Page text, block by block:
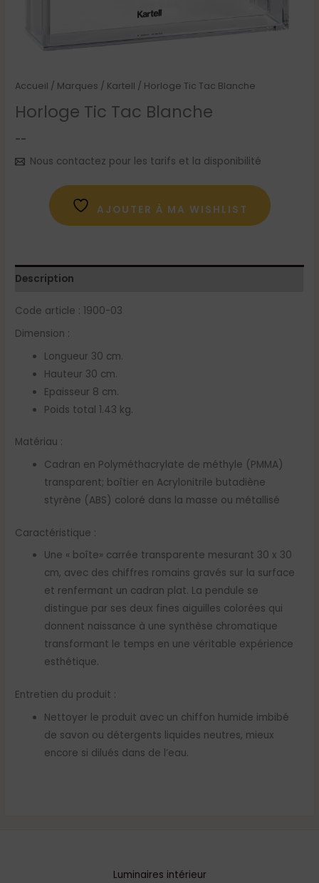
Accueil / Marques / Kartell / Horloge Tic Tac Blanche
Horloge Tic Tac Blanche
--
Nous contactez pour les tarifs et la disponibilité
AJOUTER À MA WISHLIST
Description
Code article : 1900-03
Dimension :
Longueur 30 cm.
Hauteur 30 cm.
Epaisseur 8 cm.
Poids total 1.43 kg.
Matériau :
Cadran en Polyméthacrylate de méthyle (PMMA)
transparent; boîtier en Acrylonitrile butadiène
styrène (ABS) coloré dans la masse ou métallisé
Caractéristique :
Une « boîte» carrée transparente mesurant 30 x 30
cm, avec des chiffres romains gravés sur la surface
et renfermant un cadran plat. La pendule se
distingue par ses deux fines aiguilles colorées qui
donnent naissance à une synthèse chromatique
transformant le temps en une véritable expérience
esthétique.
Entretien du produit :
Nettoyer le produit avec un chiffon humide imbibé
de savon ou détergents liquides neutres, mieux
encore si dilués dans de l’eau.
Luminaires intérieur